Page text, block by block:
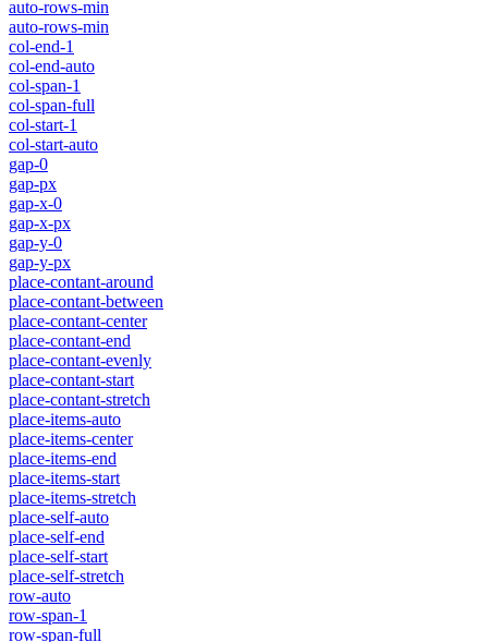
auto-rows-min
auto-rows-min
col-end-1
col-end-auto
col-span-1
col-span-full
col-start-1
col-start-auto
gap-0
gap-px
gap-x-0
gap-x-px
gap-y-0
gap-y-px
place-contant-around
place-contant-between
place-contant-center
place-contant-end
place-contant-evenly
place-contant-start
place-contant-stretch
place-items-auto
place-items-center
place-items-end
place-items-start
place-items-stretch
place-self-auto
place-self-end
place-self-start
place-self-stretch
row-auto
row-span-1
row-span-full